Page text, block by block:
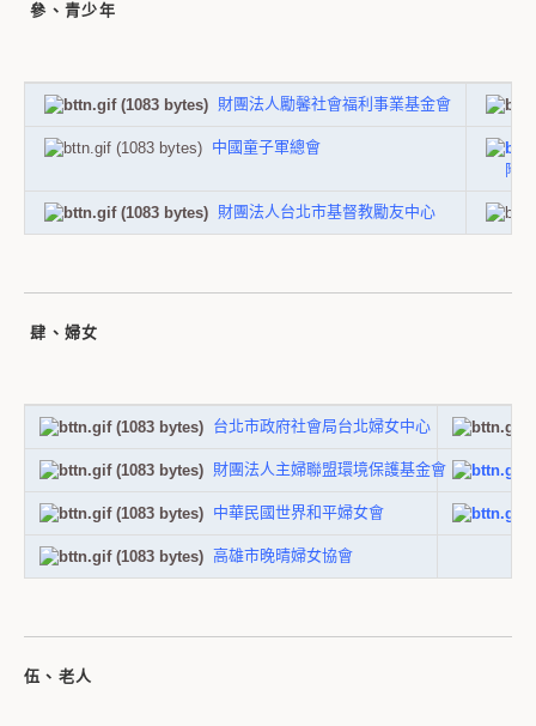
參、青少年
財團法人勵馨社會福利事業基金會
中國童子軍總會
附
財團法人台北市基督教勵友中心
肆、婦女
台北市政府社會局台北婦女中心
財團法人主婦聯盟環境保護基金會
中華民國世界和平婦女會
高雄市晚晴婦女協會
伍、老人